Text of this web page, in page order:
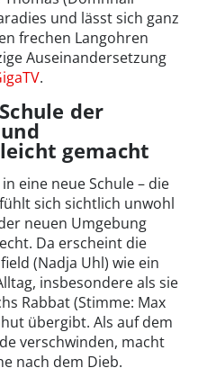
und lässt sich ganz
frechen Langohren
Auseinandersetzung
.
der
gemacht
eine neue Schule – die
sich sichtlich unwohl
neuen Umgebung
Da erscheint die
(Nadja Uhl) wie ein
insbesondere als sie
Rabbat (Stimme: Max
übergibt. Als auf dem
verschwinden, macht
nach dem Dieb.